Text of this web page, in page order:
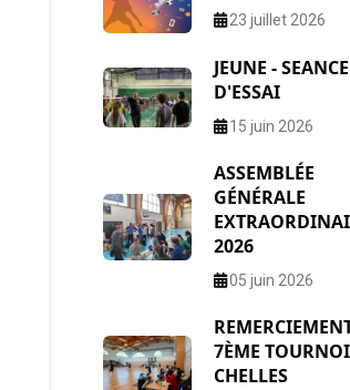
23 juillet 2026
JEUNE - SEANCE
D'ESSAI
15 juin 2026
ASSEMBLÉE
GÉNÉRALE
2026
05 juin 2026
7ÈME
CHELLES